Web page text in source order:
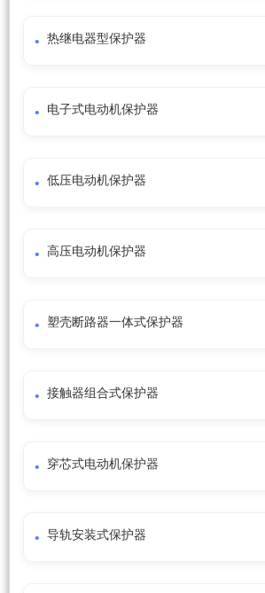
热继电器型保护器
电子式电动机保护器
低压电动机保护器
高压电动机保护器
塑壳断路器一体式保护器
接触器组合式保护器
穿芯式电动机保护器
导轨安装式保护器